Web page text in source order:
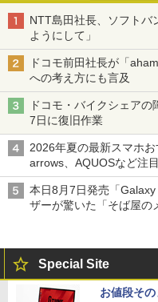
NTT島田社長、ソフトバ
ようにして」
ドコモ前田社長が「
への考え方にも言及
ドコモ・バイクシェア
7日に復旧作業
2026年夏の最新スマホ
arrows、AQUOSなど注
本日8月7日発売「
ザーが驚いた「そば屋の
Special Site
お値段そ